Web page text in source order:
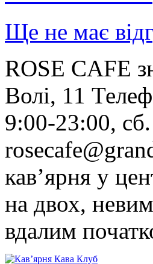
Ще не має
ROSE CAFE
Волі, 11
9:00-23:00,
кав’ярня у
на двох,
вдалим